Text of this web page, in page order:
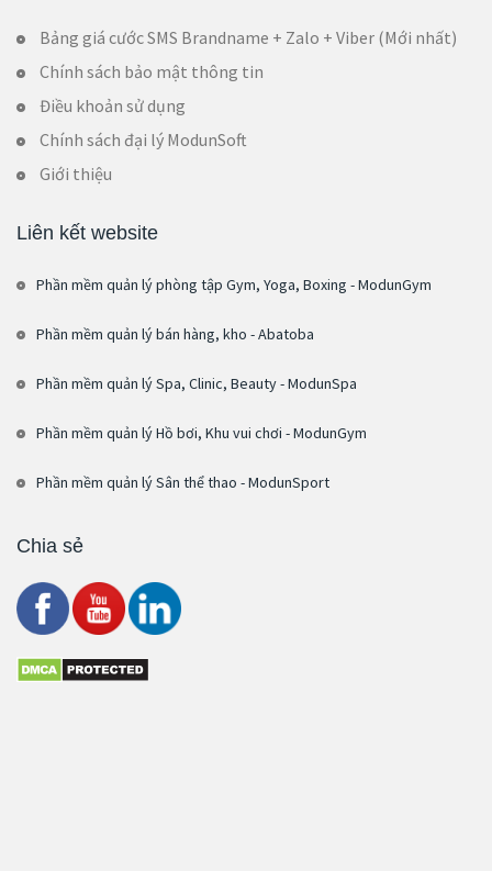
Bảng giá cước SMS Brandname + Zalo + Viber (Mới nhất)
Chính sách bảo mật thông tin
Điều khoản sử dụng
Chính sách đại lý ModunSoft
Giới thiệu
Liên kết website
Phần mềm quản lý phòng tập Gym, Yoga, Boxing - ModunGym
Phần mềm quản lý bán hàng, kho - Abatoba
Phần mềm quản lý Spa, Clinic, Beauty - ModunSpa
Phần mềm quản lý Hồ bơi, Khu vui chơi - ModunGym
Phần mềm quản lý Sân thể thao - ModunSport
Chia sẻ